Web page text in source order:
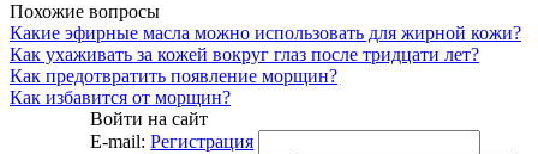
Похожие вопросы
Какие эфирные масла можно использовать для жирной кожи?
Как ухаживать за кожей вокруг глаз после тридцати лет?
Как предотвратить появление морщин?
Как избавится от морщин?
Войти на сайт
E-mail: Регистрация